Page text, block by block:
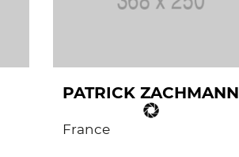
PATRICK ZACHMANN
France